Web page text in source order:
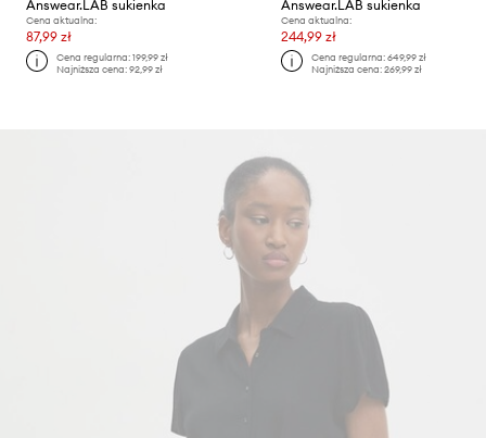
Answear.LAB sukienka
Cena aktualna:
87,99 zł
Cena regularna:199,99 zł
Najniższa cena:92,99 zł
Answear.LAB sukienka
Cena aktualna:
244,99 zł
Cena regularna: 649,99 zł
Najniższa cena: 269,99 zł